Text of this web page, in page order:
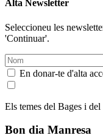
Alta Newsletter
Seleccioneu les
'Continuar'.
En donar-te d'alta
Els temes del Bages i
Bon dia Manresa